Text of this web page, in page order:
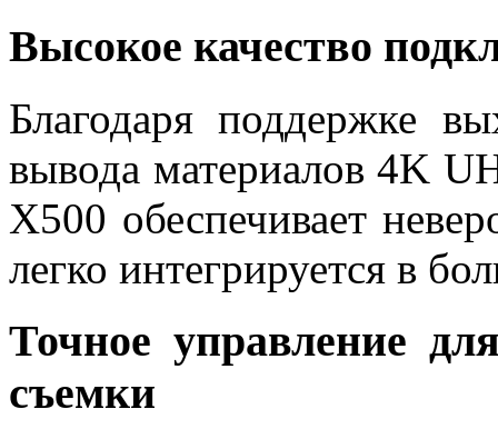
Высокое качество
Благодаря поддержке
вывода материалов 4K
X500 обеспечивает
легко интегрируется в
Точное управление
съемки